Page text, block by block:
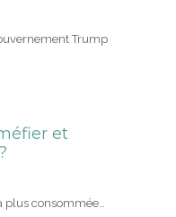
Trump
et
plus consommée…